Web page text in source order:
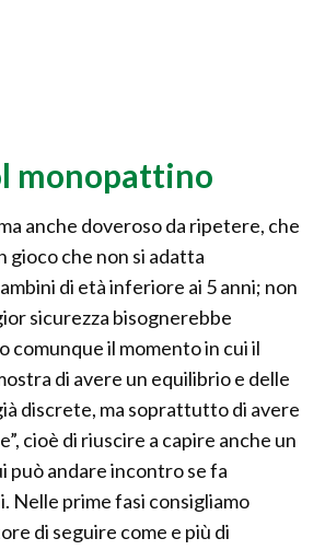
monopattino
anche doveroso da ripetere, che
gioco che non si adatta
di età inferiore ai 5 anni; non
sicurezza bisognerebbe
comunque il momento in cui il
di avere un equilibrio e delle
discrete, ma soprattutto di avere
cioè di riuscire a capire anche un
può andare incontro se fa
Nelle prime fasi consigliamo
di seguire come e più di